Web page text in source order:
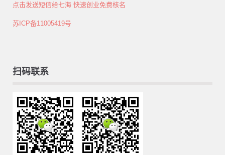
点击发送短信给七海 快速创业免费核名
苏ICP备11005419号
扫码联系